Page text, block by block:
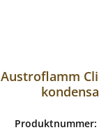
Austroflamm
Produktnummer: